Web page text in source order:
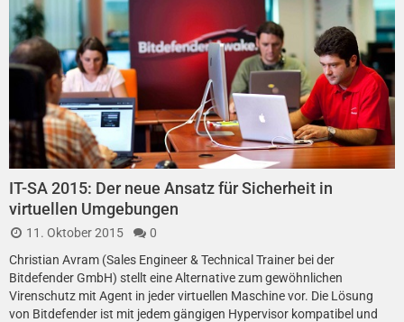
IT-SA 2015: Der neue Ansatz für Sicherheit in
virtuellen Umgebungen
11. Oktober 2015
0
Christian Avram (Sales Engineer & Technical Trainer bei der
Bitdefender GmbH) stellt eine Alternative zum gewöhnlichen
Virenschutz mit Agent in jeder virtuellen Maschine vor. Die Lösung
von Bitdefender ist mit jedem gängigen Hypervisor kompatibel und